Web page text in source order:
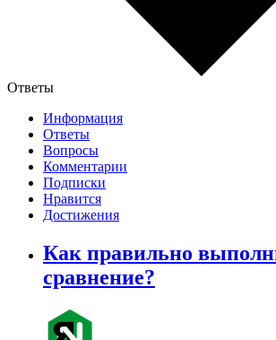
Ответы
Информация
Ответы
Вопросы
Комментарии
Подписки
Нравится
Достижения
Как правильно
сравнение?